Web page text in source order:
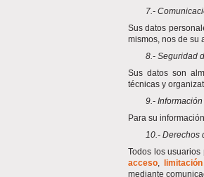
7.-
Sus datos
mismos, nos de su
8.- Seguridad
Sus datos son
técnicas y
9.-
Para su
10.- Derechos
Todos los
acceso,
mediante